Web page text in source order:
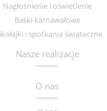
Nagłośnienie i oświetlenie
Baliki karnawałowe
i spotkania świąteczne
Nasze realizacje
O nas